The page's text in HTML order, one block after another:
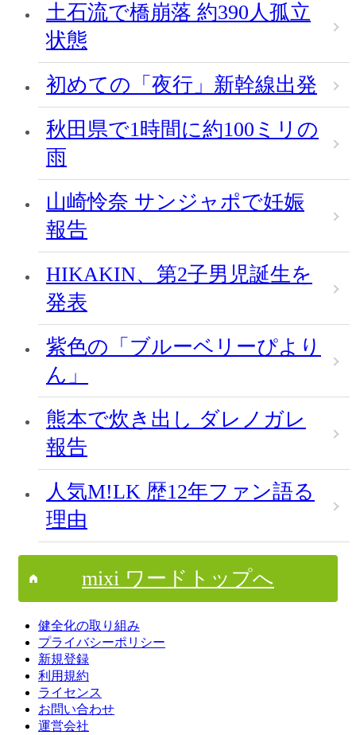
土石流で橋崩落 約390人孤立
状態
初めての「夜行」新幹線出発
秋田県で1時間に約100ミリの
雨
山崎怜奈 サンジャポで妊娠
報告
HIKAKIN、第2子男児誕生を
発表
紫色の「ブルーベリーぴより
ん」
熊本で炊き出し ダレノガレ
報告
人気M!LK 歴12年ファン語る
理由
mixi ワードトップへ
健全化の取り組み
プライバシーポリシー
新規登録
利用規約
ライセンス
お問い合わせ
運営会社